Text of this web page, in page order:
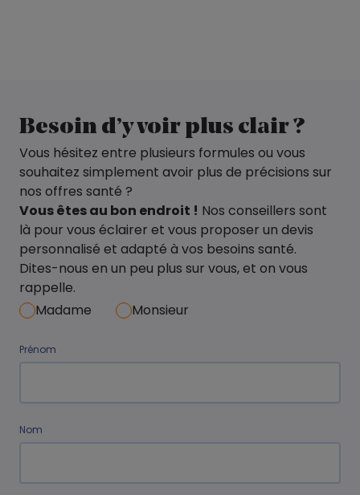
Besoin d’y voir plus clair ?
Vous hésitez entre plusieurs formules ou vous
souhaitez simplement avoir plus de précisions sur
nos offres santé ?
Vous êtes au bon endroit ! Nos conseillers sont
là pour vous éclairer et vous proposer un devis
personnalisé et adapté à vos besoins santé.
Dites-nous en un peu plus sur vous, et on vous
rappelle.
Madame
Monsieur
Prénom
Nom